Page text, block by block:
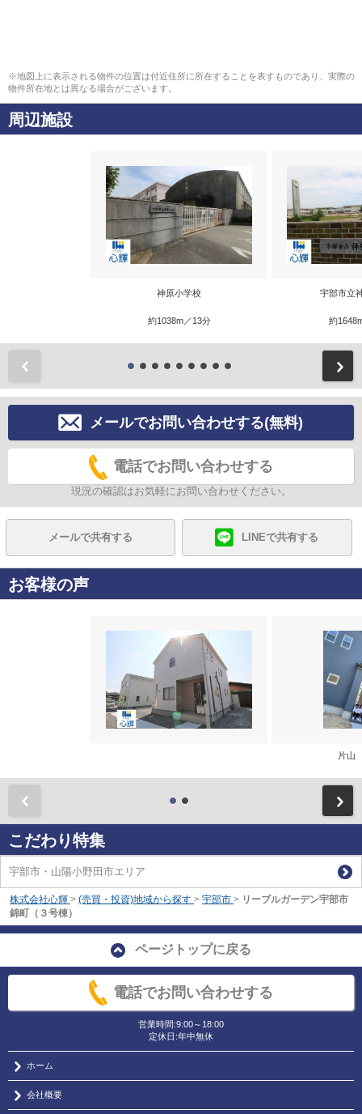
※地図上に表示される物件の位置は付近住所に所在することを表すものであり、実際の
物件所在地とは異なる場合がございます。
周辺施設
神原小学校
約1038m／13分
宇部市立
約
メールでお問い合わせする(無料)
電話でお問い合わせする
現況の確認はお気軽にお問い合わせください。
メールで共有する LINEで共有する
お客様の声
片山
こだわり特集
宇部市・山陽小野田市エリア
株式会社心輝 > (売買・投資)地域から探す > 宇部市 > リーブルガーデン宇部市
錦町（３号棟）
ページトップに戻る
電話でお問い合わせする
営業時間:9:00～18:00
定休日:年中無休
ホーム
会社概要